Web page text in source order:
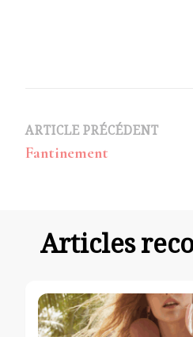
Navigation
d’article
ARTICLE PRÉCÉDENT
Fantinement
Articles